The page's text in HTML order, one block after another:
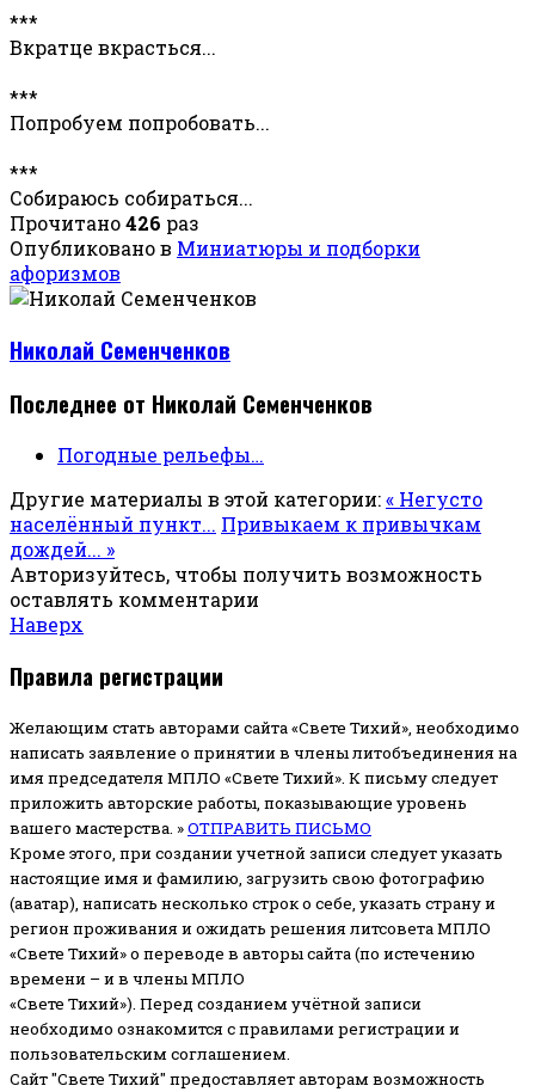
***
Вкратце вкрасться...
***
Попробуем попробовать...
***
Собираюсь собираться...
Прочитано426 раз
Опубликовано в Миниатюры и подборки
афоризмов
Николай Семенченков
Последнее от Николай Семенченков
Погодные рельефы…
Другие материалы в этой категории:« Негусто
населённый пункт... Привыкаем к привычкам
дождей... »
Авторизуйтесь, чтобы получить возможность
оставлять комментарии
Наверх
Правила регистрации
Желающим стать авторами сайта «Свете Тихий», необходимо
написать заявление о принятии в члены литобъединения на
имя председателя МПЛО «Свете Тихий». К письму следует
приложить авторские работы, показывающие уровень
вашего мастерства. »ОТПРАВИТЬ ПИСЬМО
Кроме этого, при создании учетной записи следует указать
настоящие имя и фамилию, загрузить свою фотографию
(аватар), написать несколько строк о себе, указать страну и
регион проживания и ожидать решения литсовета МПЛО
«Свете Тихий» о переводе в авторы сайта (по истечению
времени – и в члены МПЛО
«Свете Тихий»). Перед созданием учётной записи
необходимо ознакомится с правилами регистрации и
пользовательским соглашением.
Сайт "Свете Тихий" предоставляет авторам возможность